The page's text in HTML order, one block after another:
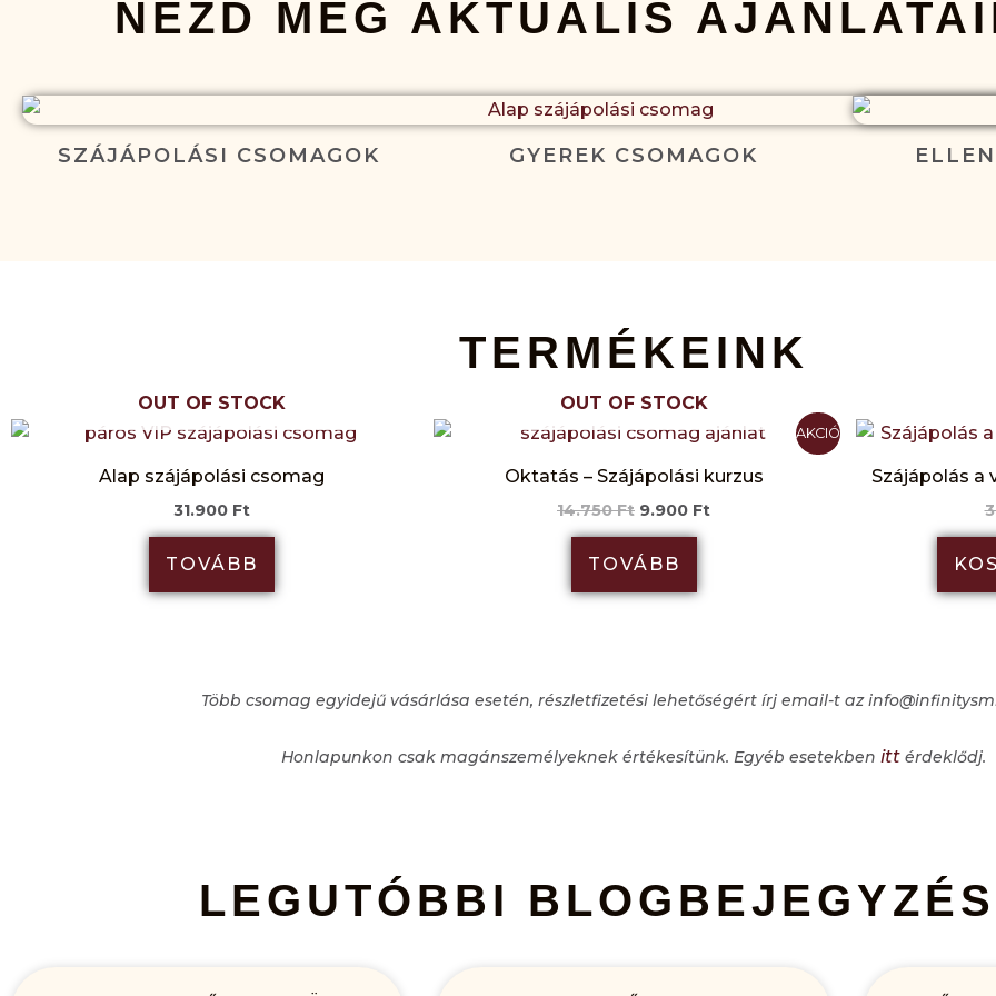
NÉZD MEG AKTUÁLIS
SZÁJÁPOLÁSI CSOMAGOK GYEREK CSOMAGOK
TERMÉKEINK
OUT OF STOCK
Alap szájápolási csomag
31.900 Ft
TOVÁBB
AKCIÓ
OUT OF STOCK
Oktatás – Szájápolási kurzus
14.750Ft
Original
was:
14.750 Ft.
9.900 Ft
Current
price
is:
9.900 Ft.
TOVÁBB
Szájápolás a
Több csomag egyidejű vásárlása esetén, részletfizetési lehetőségért írj email-t az
Honlapunkon csak magánszemélyeknek értékesítünk. Egyéb esetekben itt érdeklődj.
LEGUTÓBBI